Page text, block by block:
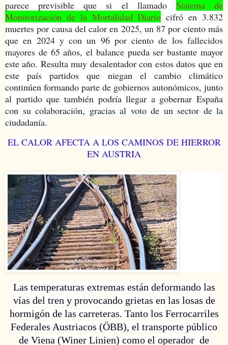
parece previsible que si el llamado Sistema de
Monitorización de la Mortalidad Diario cifró en 3.832
muertes por causa del calor en 2025, un 87 por ciento más
que en 2024 y con un 96 por ciento de los fallecidos
mayores de 65 años,el balance pueda ser bastante mayor
este año. Resulta muy desalentador con estos datos que en
este país partidos que niegan el cambio climático
continúen formando parte de gobiernos autonómicos, junto
al partido que también podría llegar a gobernar España
con su colaboración, gracias al voto de un sector de la
ciudadanía.
EL CALOR AFECTA A LOS CAMINOS DE HIERROR
EN AUSTRIA
Las temperaturas extremas están deformando las
vías del tren y provocando grietas en las losas de
hormigón de las carreteras. Tanto los Ferrocarriles
Federales Austriacos (ÖBB), el transporte público
de Viena (Winer Linien) como el operador de